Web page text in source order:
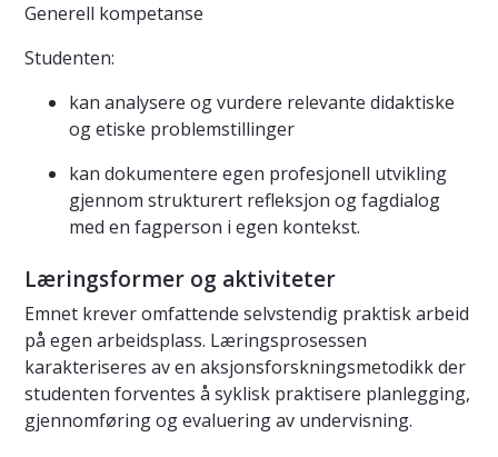
Generell kompetanse
Studenten:
kan analysere og vurdere relevante didaktiske
og etiske problemstillinger
kan dokumentere egen profesjonell utvikling
gjennom strukturert refleksjon og fagdialog
med en fagperson i egen kontekst.
Læringsformer og aktiviteter
Emnet krever omfattende selvstendig praktisk arbeid
på egen arbeidsplass. Læringsprosessen
karakteriseres av en aksjonsforskningsmetodikk der
studenten forventes å syklisk praktisere planlegging,
gjennomføring og evaluering av undervisning.